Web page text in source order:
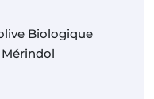
Biologique